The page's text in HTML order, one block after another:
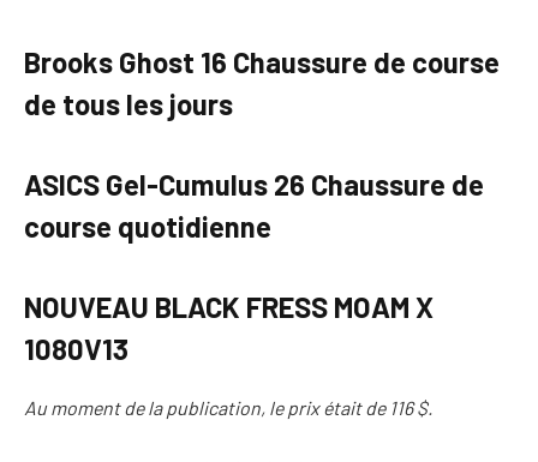
Brooks Ghost 16 Chaussure de course
de tous les jours
ASICS Gel-Cumulus 26 Chaussure de
course quotidienne
NOUVEAU BLACK FRESS MOAM X
1080V13
Au moment de la publication, le prix était de 116 $.